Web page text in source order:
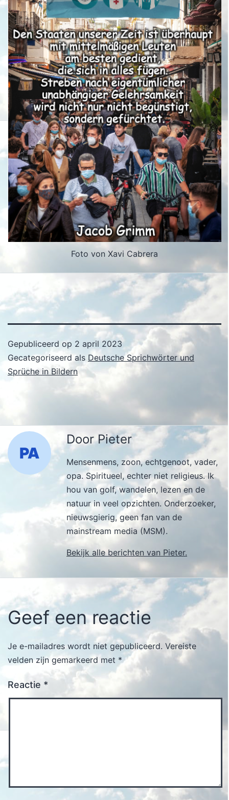
Foto von Xavi Cabrera
Gepubliceerd op 2 april 2023
Gecategoriseerd als Deutsche Sprichwörter und
Sprüche in Bildern
Door Pieter
Mensenmens, zoon, echtgenoot, vader,
opa. Spiritueel, echter niet religieus. Ik
hou van golf, wandelen, lezen en de
natuur in veel opzichten. Onderzoeker,
nieuwsgierig, geen fan van de
mainstream media (MSM).
Bekijk alle berichten van Pieter.
Geef een reactie
Je e-mailadres wordt niet gepubliceerd. Vereiste
velden zijn gemarkeerd met *
Reactie *